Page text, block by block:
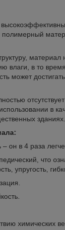
полимерный
материал
влаги, в то
может
в
зданиях.
– он в 4 раза
что
упругость,
химических